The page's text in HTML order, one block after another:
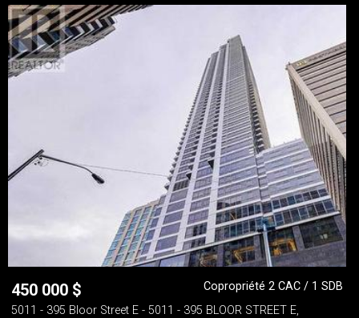
450 000 $
Copropriété 2 CAC / 1 SDB
5011 - 395 Bloor Street E - 5011 - 395 BLOOR STREET E,